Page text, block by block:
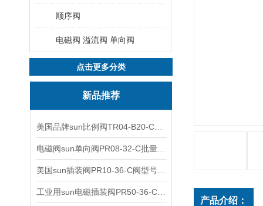
顺序阀
电磁阀 溢流阀 单向阀
点击更多分类
新品推荐
产品介绍：